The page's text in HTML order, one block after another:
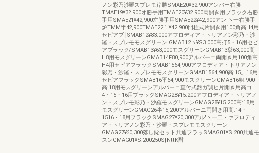
ノン彩乃沙羅スプレモ芹勝SMAE20¥32.900アンバー右勝
TMAE19¥32.900オ勝手用TMAE20¥32.900両開き用ブラック右勝
手用SMAE21¥42,900左勝手用SMAE22¥42,900アン′ヽ一右勝手
炉TMM半42,900TMAE22｀¥42.900門柱式片開き用100角高H4用
セピアブ￨SMAB12¥83.000アフロディア・トリアノン彩乃・沙
羅・スプレモモスグリーン′GMAB12ヽ¥S3.000高打5・16用セピ
アブラック/SMAB13¥63,000モスグリーンGMAB13挙63,000高
H8用モスグリーンGMAB14F80,900アルバーニ両開き用100角高
H4用セピアフラックSMAB1564,900アフロディア・トリアノン
彩乃・沙羅・スプレモモスクリーンGMAB1564,900高:15。16用
セビアフラックSMAB16平64,900モスクリーンGMAB16粗.900
高:18用モスグリーンアルバーニ直付式甑ガ調ヒ片開き用高コ
4・15・16用ブラックSMAG28¥15.200アフロディア・トリアノ
ン・スプレモ彩乃・沙羅モスグリーンGMAG28¥15.200高:18用
モスグリーンGMAG26半15,200アルバーニ両開き用高:14・
1516・18用フラックSMAG27¥20,300アル′ヽ一二・ァフロディ
ア・トリアノン彩乃・沙羅・スプレモモスクリーン
GMAG27¥20,300落し錠セット共通フラッSMAG01¥S.200共通モ
スンGMAG01¥S.200250S‖NttK酎